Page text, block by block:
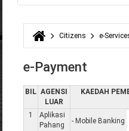
Search form
You are here
Citizens e-
e-Payment
BIL AGENSI
LUAR
KAEDAH
1
Aplikasi
Pahang
- Mobile Banking